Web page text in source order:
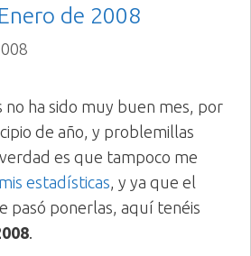
de 2008
ha sido muy buen mes, por
de año, y problemillas
es que tampoco me
mis estadísticas, y ya que el
pasó ponerlas, aquí tenéis
.